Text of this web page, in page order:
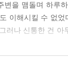
변을 맴돌며 하루
이해시킬 수 없
러나 신통한 건